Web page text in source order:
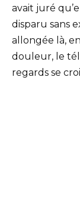
avait juré
disparu sans
allongée là,
douleur, le
regards se